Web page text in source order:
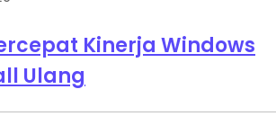
Kinerja Windows
Ulang